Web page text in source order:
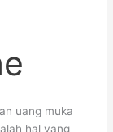
uang muka
hal yang